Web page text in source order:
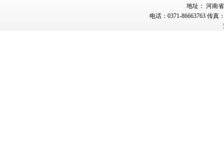
地址： 河南
电话：0371-86663763 传真